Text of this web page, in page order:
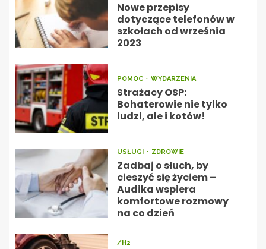
Nowe przepisy
dotyczące telefonów w
szkołach od września
2023
POMOC WYDARZENIA
Strażacy OSP:
Bohaterowie nie tylko
ludzi, ale i kotów!
USŁUGI ZDROWIE
Zadbaj o słuch, by
cieszyć się życiem –
Audika wspiera
komfortowe rozmowy
na co dzień
/H2